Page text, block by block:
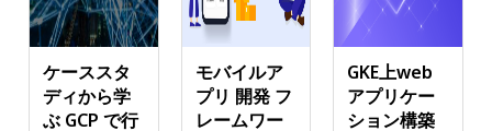
ケーススタ
ディから学
ぶ GCP で行
モバイルア
プリ 開発 フ
レームワー
GKE上web
アプリケー
ション構築